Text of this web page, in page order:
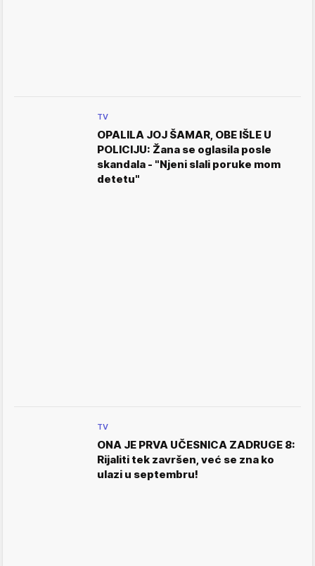
TV
OPALILA JOJ ŠAMAR, OBE IŠLE U
POLICIJU: Žana se oglasila posle
skandala - "Njeni slali poruke mom
detetu"
TV
ONA JE PRVA UČESNICA ZADRUGE 8:
Rijaliti tek završen, već se zna ko
ulazi u septembru!